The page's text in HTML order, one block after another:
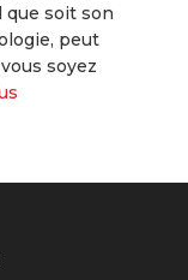
que soit son
peut
soyez